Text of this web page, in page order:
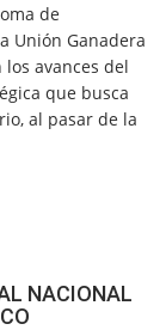
de
Unión Ganadera
los avances del
que busca
al pasar de la
NACIONAL